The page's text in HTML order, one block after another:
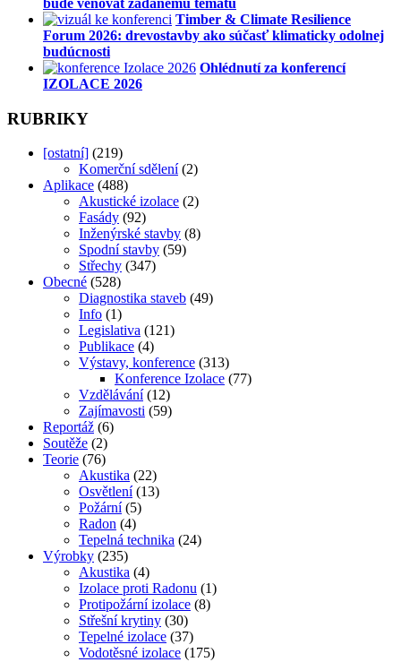
bude věnovat žádanému tématu
Timber & Climate Resilience
Forum 2026: drevostavby ako súčasť klimaticky odolnej
budúcnosti
Ohlédnutí za konferencí
IZOLACE 2026
RUBRIKY
[ostatní] (219)
Komerční sdělení (2)
Aplikace (488)
Akustické izolace (2)
Fasády (92)
Inženýrské stavby (8)
Spodní stavby (59)
Střechy (347)
Obecné (528)
Diagnostika staveb (49)
Info (1)
Legislativa (121)
Publikace (4)
Výstavy, konference (313)
Konference Izolace (77)
Vzdělávání (12)
Zajímavosti (59)
Reportáž (6)
Soutěže (2)
Teorie (76)
Akustika (22)
Osvětlení (13)
Požární (5)
Radon (4)
Tepelná technika (24)
Výrobky (235)
Akustika (4)
Izolace proti Radonu (1)
Protipožární izolace (8)
Střešní krytiny (30)
Tepelné izolace (37)
Vodotěsné izolace (175)